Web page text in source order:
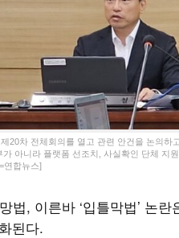
20차 전체회의를 열고 관련 안건을 논의하
가 아니라 플랫폼 선조치, 사실확인 단체 지
연합뉴스]
법, 이른바 ‘입틀막법’ 논
된다.